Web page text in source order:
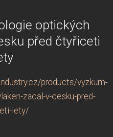
optických
před čtyřiceti
products/vyzkum-
zacal-v-cesku-pred-
lety/